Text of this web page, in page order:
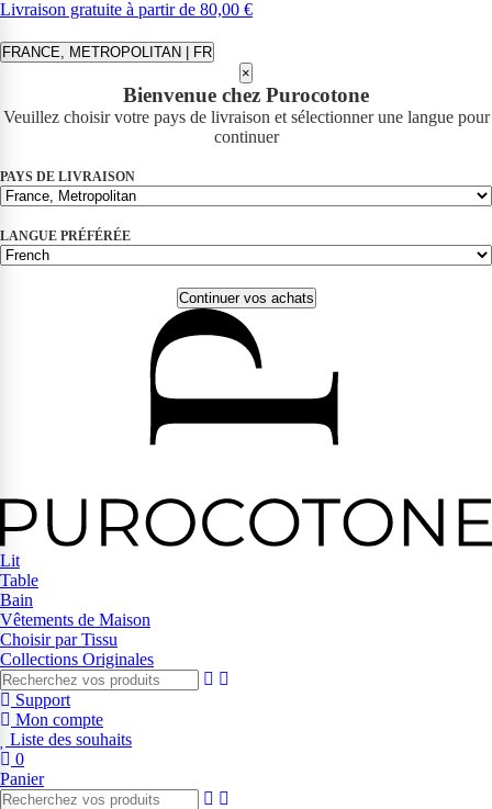
Livraison gratuite à partir de 80,00 €
FRANCE, METROPOLITAN | FR
×
Bienvenue chez Purocotone
Veuillez choisir votre pays de livraison et sélectionner une langue pour
continuer
PAYS DE LIVRAISON
LANGUE PRÉFÉRÉE
Continuer vos achats
Lit
Table
Bain
Vêtements de Maison
Choisir par Tissu
Collections Originales
Support
Mon compte
Liste des souhaits
0
Panier